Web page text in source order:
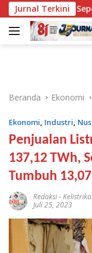
Langsung
ke
konten
Jurnal Terkini
Seperti
Beranda Ekonomi
Ekonomi, Industri,
Penjualan
137,12 TWh,
Tumbuh
Redaksi-
Juli 25, 2023